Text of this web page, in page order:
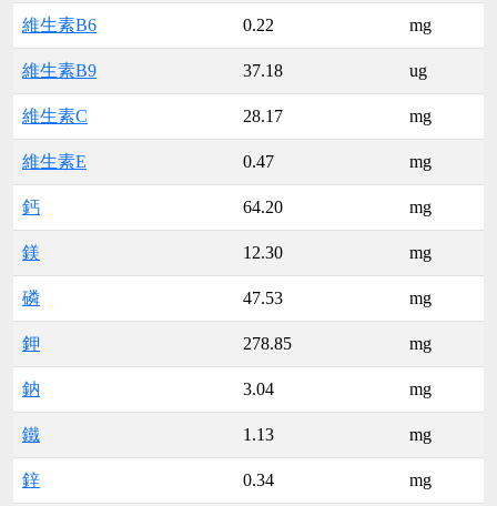
維生素B6 0.22 mg
維生素B9 37.18 ug
維生素C 28.17 mg
維生素E 0.47 mg
鈣 64.20 mg
鎂 12.30 mg
磷 47.53 mg
鉀 278.85 mg
鈉 3.04 mg
鐵 1.13 mg
鋅 0.34 mg